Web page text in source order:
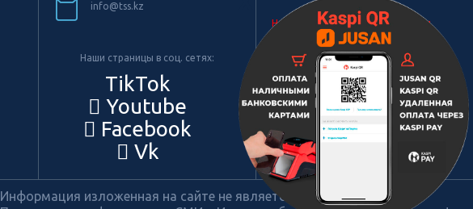
info@tss.kz
Наши страницы в соц. сетях:
TikTok
Youtube
Facebook
Vk
Не найдено рубрик для подписки.
Информация изложенная на сайте не является публичной офертой.